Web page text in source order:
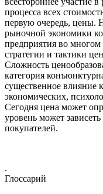
процесса всех
первую очередь, цены.
рыночной экономики
предприятия во
стратегии и тактики
Сложность
категория
существенное влияние
экономических,
Сегодня цена может
уровень может
покупателей.
.
Глоссарий